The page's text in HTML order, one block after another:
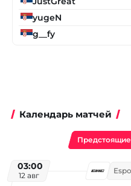
yugeN
g__fy
Календарь матчей
Предстоящие
03:00
12 авг